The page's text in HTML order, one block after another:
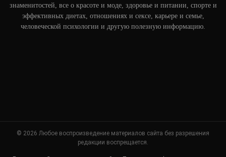
знаменитостей, все о красоте и моде, здоровье и питании, спорте и
эффективных диетах, отношениях и сексе, карьере и семье,
человеческой психологии и другую полезную информацию.
© 2026 Любое воспроизведение материалов сайта без разрешения
редакции воспрещается.